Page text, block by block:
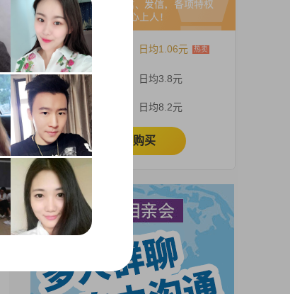
日均1.06元
日均3.8元
日均8.2元
立即购买